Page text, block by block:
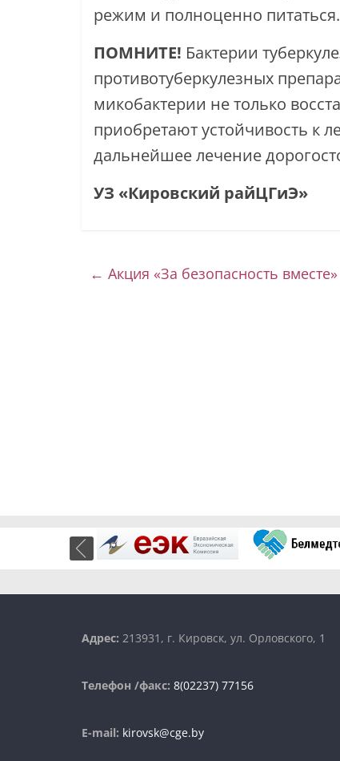
режим и полноценно питаться.
ПОМНИТЕ! Бактерии
противотуберкулезных
микобактерии не только
приобретают устойчивость к
дальнейшее лечение
УЗ
← Акция «За безопасность вместе»
Адрес: 213931, г. Кировск, ул. Орловского, 1
Телефон /факс: 8(02237) 77156
E-mail: kirovsk@cge.by